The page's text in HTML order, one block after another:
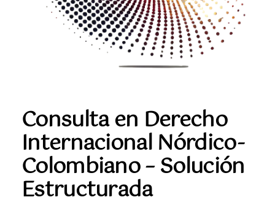
Consulta en Derecho
Internacional Nórdico-
Colombiano – Solución
Estructurada